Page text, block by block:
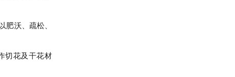
肥沃、疏松、
切花及干花材